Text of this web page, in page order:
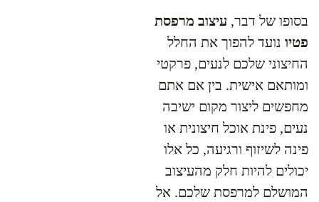
בסופו של דבר, עיצוב מרפסת
פטיו נועד להפוך את החלל
החיצוני שלכם לנעים, פרקטי
ומותאם אישית. בין אם אתם
מחפשים ליצור מקום ישיבה
נעים, פינת אוכל חיצונית או
פינה לשיזוף ורגיעה, כל אלו
יכולים להיות חלק מהעיצוב
המושלם למרפסת שלכם. אל